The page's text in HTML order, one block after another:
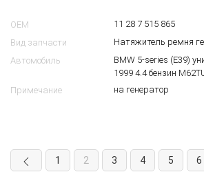
OEM
11 28 7 515 865
Вид запчасти
Натяжитель ремня
Автомобиль
BMW 5-series (E39)
1999 4.4 бензин
Примечание
на генератор
1 2 3 4 5 6